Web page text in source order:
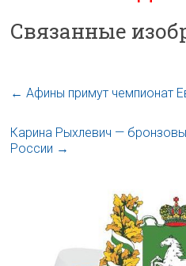
Связанные
← Афины примут чемпионат
Карина Рыхлевич —
России →